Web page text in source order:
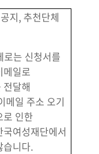
지, 추천단체
는 신청서를
메일로
전달해
메일 주소 오기
로 인한
여성재단에서
습니다.